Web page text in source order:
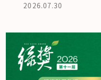
2026.07.30